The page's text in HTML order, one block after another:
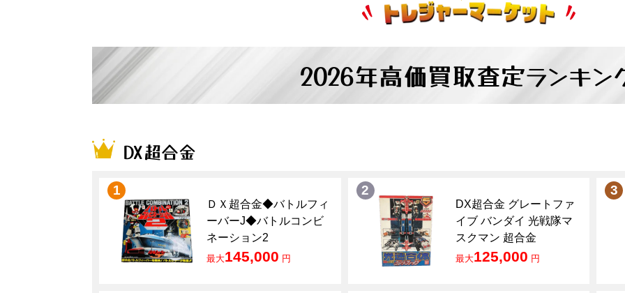
2026年高価買取査定ランキン
DX超合金
1
ＤＸ超合金◆バトルフィ
ーバーJ◆バトルコンビ
ネーション2
最大145,000 円
2
DX超合金 グレートファ
イブ バンダイ 光戦隊マ
スクマン 超合金
最大125,000 円
3